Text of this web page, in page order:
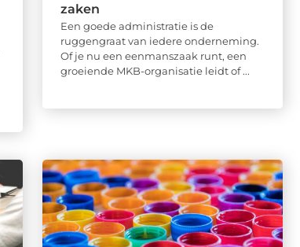
zaken
Een goede administratie is de
ruggengraat van iedere onderneming.
Of je nu een eenmanszaak runt, een
groeiende MKB-organisatie leidt of ...